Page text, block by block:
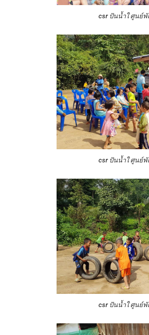
csr ปันน้ำใ ศูนย์พั
csr ปันน้ำใ ศูนย์พั
csr ปันน้ำใ ศูนย์พั